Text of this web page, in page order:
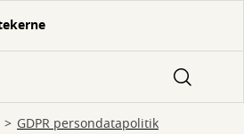
GDPR persondatapolitik